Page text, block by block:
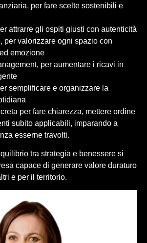
per fare scelte sostenibili e
attrarre gli ospiti giusti con autenticità
per valorizzare ogni spazio con
emozione
per aumentare i ricavi in
semplificare e organizzare la
per fare chiarezza, mettere ordine
subito applicabili, imparando a
esserne travolti.
tra strategia e benessere si
capace di generare valore duraturo
e per il territorio.